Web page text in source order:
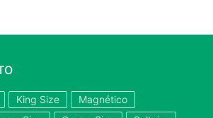
King Size
Magnético